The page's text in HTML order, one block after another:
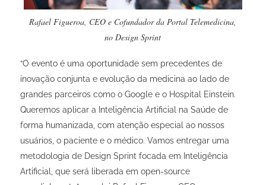
Rafael Figueroa, CEO e Cofundador da Portal Telemedicina,
no Design Sprint
“O evento é uma oportunidade sem precedentes de
inovação conjunta e evolução da medicina ao lado de
grandes parceiros como o Google e o Hospital Einstein.
Queremos aplicar a Inteligência Artificial na Saúde de
forma humanizada, com atenção especial ao nossos
usuários, o paciente e o médico. Vamos entregar uma
metodologia de Design Sprint focada em Inteligência
Artificial, que será liberada em open-source